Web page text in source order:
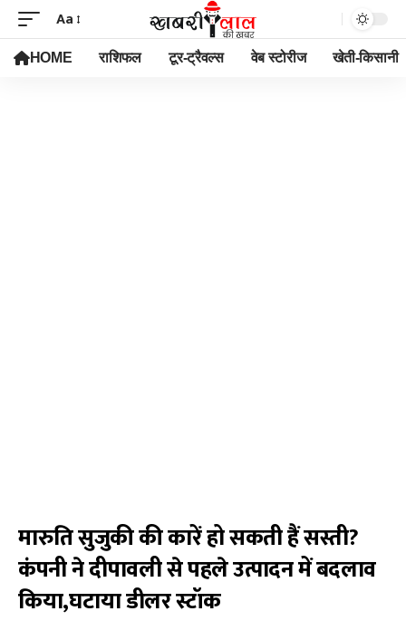
Aa
HOME राशिफल टूर-ट्रैवल्स वेब स्टोरीज खेती-किसानी
मारुति सुजुकी की कारें हो सकती हैं सस्ती?
कंपनी ने दीपावली से पहले उत्पादन में बदलाव
किया,घटाया डीलर स्टॉक